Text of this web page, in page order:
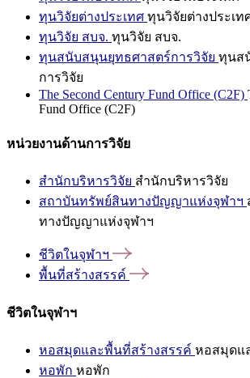
ทุนวิจัยต่างประเทศ ทุนวิจัยต่างประเท
ทุนวิจัย สบจ. ทุนวิจัย สบจ.
ทุนสนับสนุนยุทธศาสตร์การวิจัย ทุนส
การวิจัย
The Second Century Fund Office (C2F)
Fund Office (C2F)
หน่วยงานด้านการวิจัย
สำนักบริหารวิจัย สำนักบริหารวิจัย
สถาบันทรัพย์สินทางปัญญาแห่งจุฬาฯ
ทางปัญญาแห่งจุฬาฯ
ชีวิตในจุฬาฯ
พื้นที่สร้างสรรค์
ชีวิตในจุฬาฯ
หอสมุดและพื้นที่สร้างสรรค์ หอสมุดแ
หอพัก หอพัก